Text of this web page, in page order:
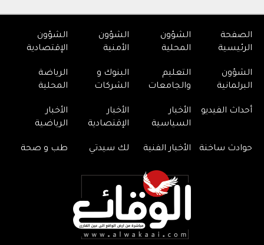
الصفحة
الرئيسية
الشؤون
المحلية
الشؤون
الأمنية
الشؤون
الإقتصادية
الشؤون
البرلمانية
التعليم
والجامعات
البنوك و
الشركات
الرياضة
المحلية
أحداث الفيديو
الأخبار
السياسية
الأخبار
الإقتصادية
الأخبار
الرياضية
حوادث ساخنة الأخبار الفنية لك سيدتي طب و صحة